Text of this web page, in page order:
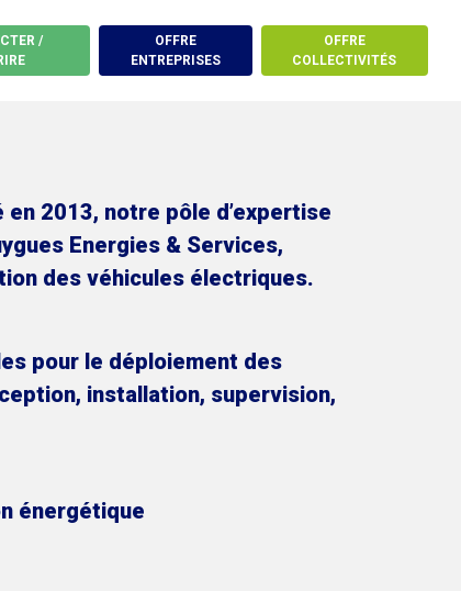
/
OFFRE
ENTREPRISES
OFFRE
COLLECTIVITÉS
2013, notre pôle d’expertise
Energies & Services,
des véhicules électriques.
pour le déploiement des
installation, supervision,
énergétique